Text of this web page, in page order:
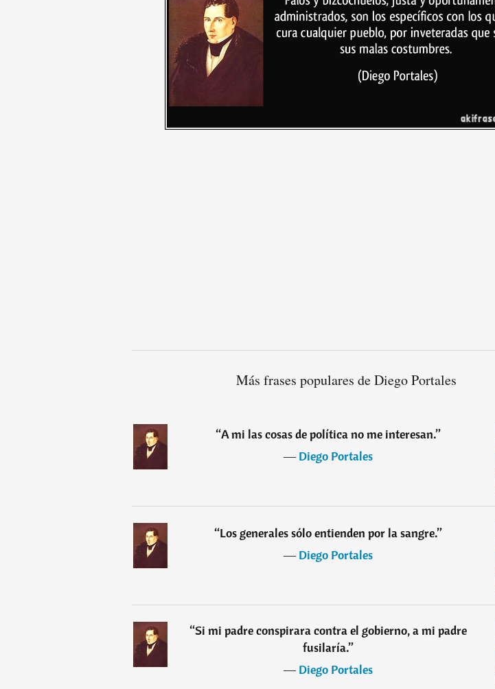
Más frases populares de Diego Portales
“A mi las cosas de política no me interesan.”
―Diego Portales
“Los generales sólo entienden por la sangre.”
―Diego Portales
“Si mi padre conspirara contra el gobierno, a mi padre
fusilaría.”
―Diego Portales